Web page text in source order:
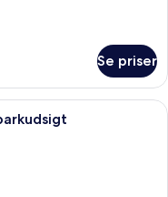
Se priser
med en stor seng,